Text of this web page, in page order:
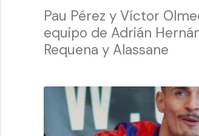
Pau Pérez y Víctor
equipo de Adrián
Requena y Alassane